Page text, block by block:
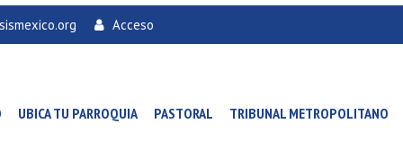
Acceso
UBICA TU PARROQUIA PASTORAL TRIBUNAL METROPOLITANO